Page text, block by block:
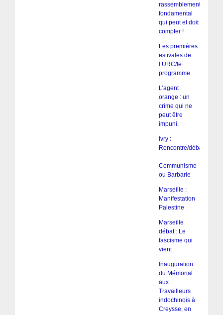
rassemblement
fondamental
qui peut et doit
compter !
Les premières
estivales de
l’URC/le
programme
L’agent
orange : un
crime qui ne
peut être
impuni.
Ivry :
Rencontre/débat
-
Communisme
ou Barbarie
Marseille :
Manifestation
Palestine
Marseille
débat : Le
fascisme qui
vient
Inauguration
du Mémorial
aux
Travailleurs
indochinois à
Creysse, en